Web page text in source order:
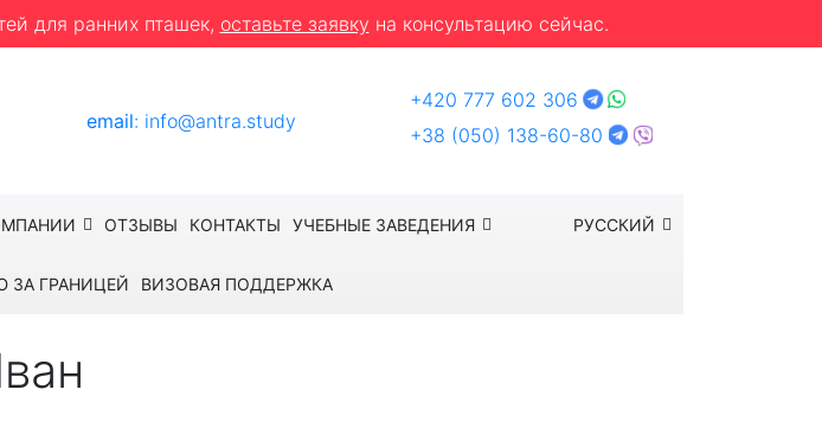
для ранних пташек, оставьте заявку на консультацию сейчас.
email: info@antra.study
+420 777 602 306
+38 (050) 138-60-80
РУССКИЙ
ОТЗЫВЫ КОНТАКТЫ УЧЕБНЫЕ ЗАВЕДЕНИЯ
ЗА ГРАНИЦЕЙ ВИЗОВАЯ ПОДДЕРЖКА